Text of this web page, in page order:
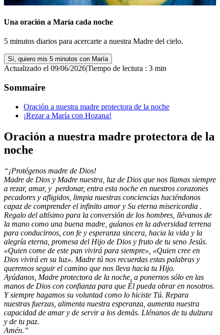
Una oración a María cada noche
5 minutos diarios para acercarte a nuestra Madre del cielo.
Sí, quiero mis 5 minutos con María
Actualizado el 09/06/2026|Tiempo de lectura : 3 min
Sommaire
Oración a nuestra madre protectora de la noche
¡Rezar a María con Hozana!
Oración a nuestra madre protectora de la
noche
“¡Protégenos madre de Dios!
Madre de Dios y Madre nuestra, luz de Dios que nos llamas siempre
a rezar, amar, y perdonar, entra esta noche en nuestros corazones
pecadores y afligidos, limpia nuestras conciencias haciéndonos
capaz de comprender el infinito amor y Su eterna misericordia .
Regalo del altísimo para la conversión de los hombres, llévanos de
la mano como una buena madre, guíanos en la adversidad terrena
para conducirnos, con fe y esperanza sincera, hacia la vida y la
alegría eterna, promesa del Hijo de Dios y fruto de tu seno Jesús.
«Quien come de este pan vivirá para siempre», «Quien cree en
Dios vivirá en su luz». Madre tú nos recuerdas estas palabras y
queremos seguir el camino que nos lleva hacia tu Hijo.
Ayúdanos, Madre protectora de la noche, a ponernos sólo en las
manos de Dios con confianza para que Él pueda obrar en nosotros.
Y siempre hagamos su voluntad como lo hiciste Tú. Repara
nuestras fuerzas, alimenta nuestra esperanza, aumenta nuestra
capacidad de amar y de servir a los demás. Llénanos de tu dulzura
y de tu paz.
Amén.”